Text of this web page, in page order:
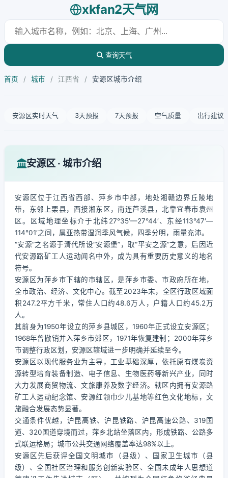
xkfan2天气网
查询天气
首页 / 城市 / 江西省 / 安源区城市介绍
安源区实时天气 3天预报 7天预报 空气质量 出行建议
安源区 · 城市介绍
安源区位于江西省西部、萍乡市中部，地处湘赣边界丘陵地
带，东邻上栗县，西接湘东区，南连芦溪县，北靠宜春市袁州
区。区域地理坐标介于北纬27°35′—27°44′、东经113°47′—
114°01′之间，属亚热带湿润季风气候，四季分明，雨量充沛。
“安源”之名源于清代所设“安源堡”，取“平安之源”之意，后因近
代安源路矿工人运动闻名中外，成为具有重要历史意义的地名
符号。
安源区为萍乡市下辖的市辖区，是萍乡市委、市政府所在地，
全市政治、经济、文化中心。截至2023年末，全区行政区域面
积247.2平方千米，常住人口约48.6万人，户籍人口约45.2万
人。
其前身为1950年设立的萍乡县城区，1960年正式设立安源区；
1968年曾撤销并入萍乡市郊区，1971年恢复建制；2000年萍乡
市调整行政区划，安源区辖域进一步明确并延续至今。
安源区以现代服务业为主导，工业基础深厚，依托原有煤炭资
源转型培育装备制造、电子信息、生物医药等新兴产业，同时
大力发展商贸物流、文旅康养及数字经济。辖区内拥有安源路
矿工人运动纪念馆、安源红领巾少儿基地等红色文化地标，文
旅融合发展态势显著。
交通条件优越，沪昆高铁、沪昆铁路、沪昆高速公路、319国
道、320国道穿境而过，萍乡北站坐落区内，形成铁路、公路多
式联运格局；城市公共交通网络覆盖率达98%以上。
安源区先后获评全国文明城市（县级）、国家卫生城市（县
级）、全国社区治理和服务创新实验区、全国未成年人思想道